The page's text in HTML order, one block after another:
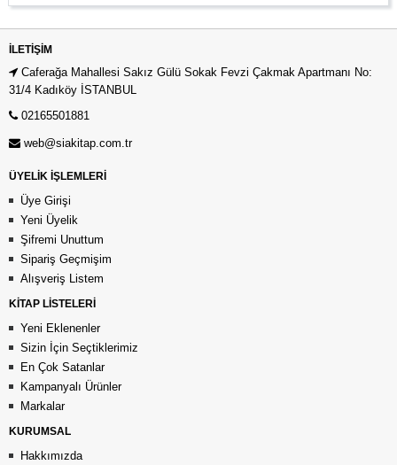
İLETIŞIM
Caferağa Mahallesi Sakız Gülü Sokak Fevzi Çakmak Apartmanı No:
31/4 Kadıköy İSTANBUL
02165501881
web@siakitap.com.tr
ÜYELİK İŞLEMLERİ
Üye Girişi
Yeni Üyelik
Şifremi Unuttum
Sipariş Geçmişim
Alışveriş Listem
KİTAP LİSTELERİ
Yeni Eklenenler
Sizin İçin Seçtiklerimiz
En Çok Satanlar
Kampanyalı Ürünler
Markalar
KURUMSAL
Hakkımızda